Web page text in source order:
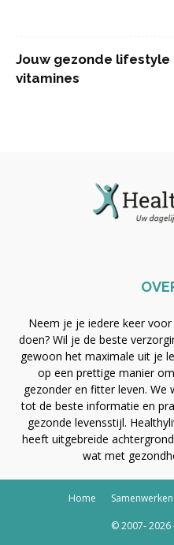
Jouw gezonde
vitamines
Neem je je iedere keer
doen? Wil je de beste
gewoon het maximale uit je
op een prettige manier
gezonder en fitter leven.
tot de beste informatie en
gezonde levensstijl.
heeft uitgebreide
wat met
Home Samenwerken
© 2007- 2026